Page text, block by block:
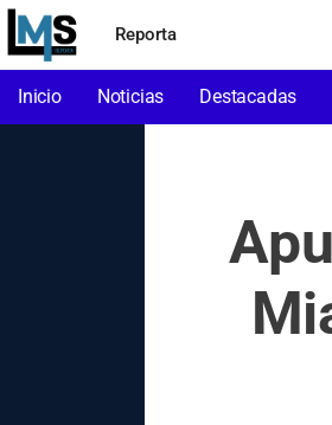
Reporta
Inicio Noticias Destacadas